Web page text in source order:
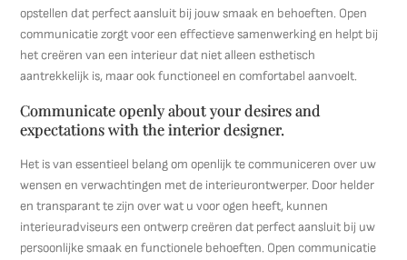
opstellen dat perfect aansluit bij jouw smaak en behoeften. Open
communicatie zorgt voor een effectieve samenwerking en helpt bij
het creëren van een interieur dat niet alleen esthetisch
aantrekkelijk is, maar ook functioneel en comfortabel aanvoelt.
Communicate openly about your desires and
expectations with the interior designer.
Het is van essentieel belang om openlijk te communiceren over uw
wensen en verwachtingen met de interieurontwerper. Door helder
en transparant te zijn over wat u voor ogen heeft, kunnen
interieuradviseurs een ontwerp creëren dat perfect aansluit bij uw
persoonlijke smaak en functionele behoeften. Open communicatie